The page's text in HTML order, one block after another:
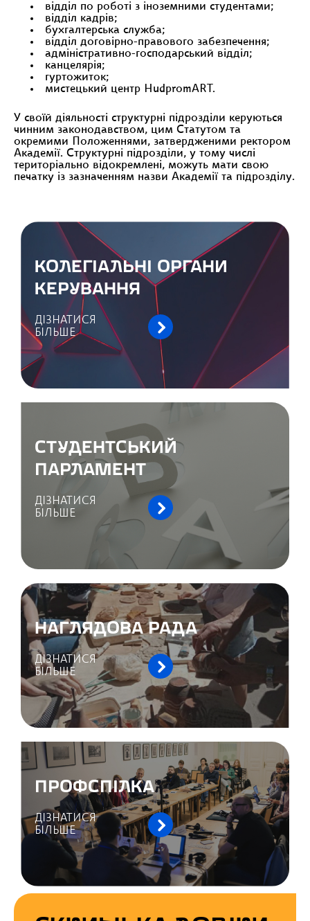
відділ по роботі з іноземними студентами;
відділ кадрів;
бухгалтерська служба;
відділ договірно-правового забезпечення;
адміністративно-господарський відділ;
канцелярія;
гуртожиток;
мистецький центр HudpromART.
У своїй діяльності структурні підрозділи керуються
чинним законодавством, цим Статутом та
окремими Положеннями, затвердженими ректором
Академії. Структурні підрозділи, у тому числі
територіально відокремлені, можуть мати свою
печатку із зазначенням назви Академії та підрозділу.
КОЛЕГІАЛЬНІ ОРГАНИ
КЕРУВАННЯ
ДІЗНАТИСЯ
БІЛЬШЕ
СТУДЕНТСЬКИЙ
ПАРЛАМЕНТ
ДІЗНАТИСЯ
БІЛЬШЕ
НАГЛЯДОВА РАДА
ДІЗНАТИСЯ
БІЛЬШЕ
ПРОФСПІЛКА
ДІЗНАТИСЯ
БІЛЬШЕ